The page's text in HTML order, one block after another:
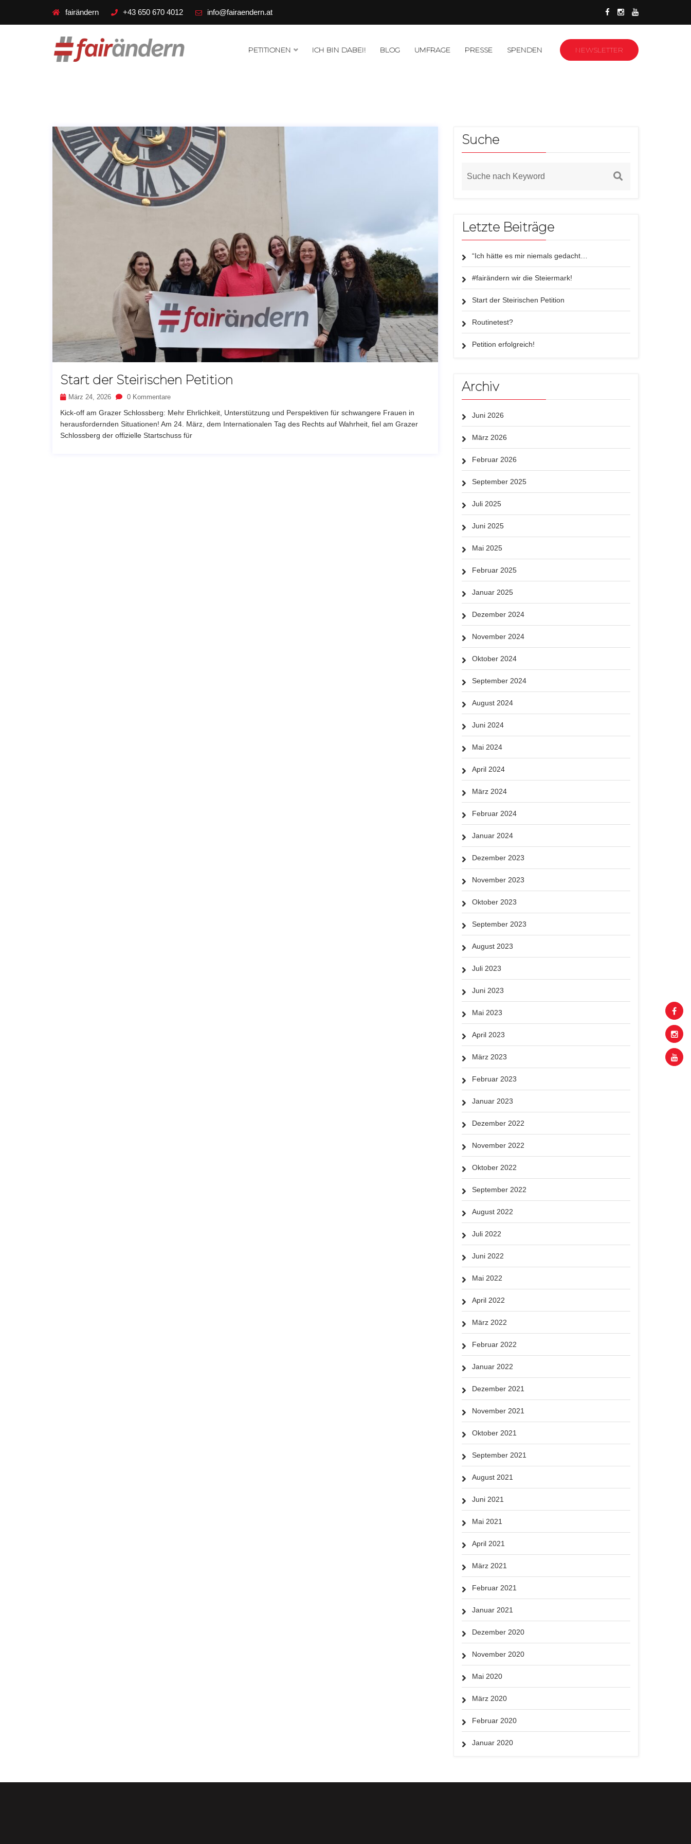
fairändern +43 650 670 4012 info@fairaendern.at
PETITIONEN ICH BIN DABEI! BLOG UMFRAGE PRESSE SPENDEN NEWSLETTER
Start der Steirischen Petition
März 24, 2026 0 Kommentare
Kick-off am Grazer Schlossberg: Mehr Ehrlichkeit, Unterstützung und Perspektiven für schwangere Frauen in
herausfordernden Situationen! Am 24. März, dem Internationalen Tag des Rechts auf Wahrheit, fiel am Grazer
Schlossberg der offizielle Startschuss für
Suche
Letzte Beiträge
“Ich hätte es mir niemals gedacht…
#fairändern wir die Steiermark!
Start der Steirischen Petition
Routinetest?
Petition erfolgreich!
Archiv
Juni 2026
März 2026
Februar 2026
September 2025
Juli 2025
Juni 2025
Mai 2025
Februar 2025
Januar 2025
Dezember 2024
November 2024
Oktober 2024
September 2024
August 2024
Juni 2024
Mai 2024
April 2024
März 2024
Februar 2024
Januar 2024
Dezember 2023
November 2023
Oktober 2023
September 2023
August 2023
Juli 2023
Juni 2023
Mai 2023
April 2023
März 2023
Februar 2023
Januar 2023
Dezember 2022
November 2022
Oktober 2022
September 2022
August 2022
Juli 2022
Juni 2022
Mai 2022
April 2022
März 2022
Februar 2022
Januar 2022
Dezember 2021
November 2021
Oktober 2021
September 2021
August 2021
Juni 2021
Mai 2021
April 2021
März 2021
Februar 2021
Januar 2021
Dezember 2020
November 2020
Mai 2020
März 2020
Februar 2020
Januar 2020